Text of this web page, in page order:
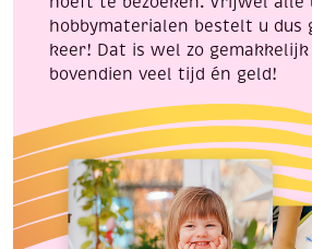
hobbymaterialen bestelt u dus
keer! Dat is wel zo
bovendien veel tijd én geld!